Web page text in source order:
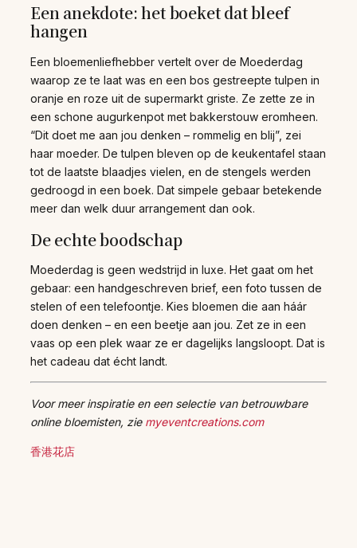
Een anekdote: het boeket dat bleef
hangen
Een bloemenliefhebber vertelt over de Moederdag
waarop ze te laat was en een bos gestreepte tulpen in
oranje en roze uit de supermarkt griste. Ze zette ze in
een schone augurkenpot met bakkerstouw eromheen.
“Dit doet me aan jou denken – rommelig en blij”, zei
haar moeder. De tulpen bleven op de keukentafel staan
tot de laatste blaadjes vielen, en de stengels werden
gedroogd in een boek. Dat simpele gebaar betekende
meer dan welk duur arrangement dan ook.
De echte boodschap
Moederdag is geen wedstrijd in luxe. Het gaat om het
gebaar: een handgeschreven brief, een foto tussen de
stelen of een telefoontje. Kies bloemen die aan háár
doen denken – en een beetje aan jou. Zet ze in een
vaas op een plek waar ze er dagelijks langsloopt. Dat is
het cadeau dat écht landt.
Voor meer inspiratie en een selectie van betrouwbare
online bloemisten, zie myeventcreations.com
香港花店